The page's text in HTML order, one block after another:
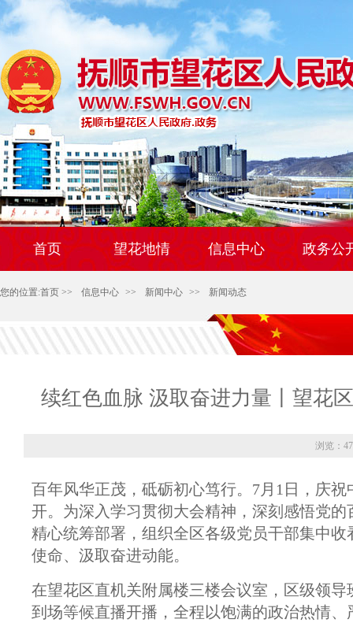
首页 望花地情 信息中心 政务公
您的位置:首页 >> 信息中心 >> 新闻中心 >> 新闻动态
续红色血脉 汲取奋进力量丨望花
浏览：
百年风华正茂，砥砺初心笃行。7月1日，庆
开。为深入学习贯彻大会精神，深刻感悟党
精心统筹部署，组织全区各级党员干部集中
使命、汲取奋进动能。
在望花区直机关附属楼三楼会议室，区级领
到场等候直播开播，全程以饱满的政治热情